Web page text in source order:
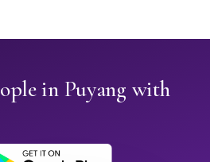
in Puyang with